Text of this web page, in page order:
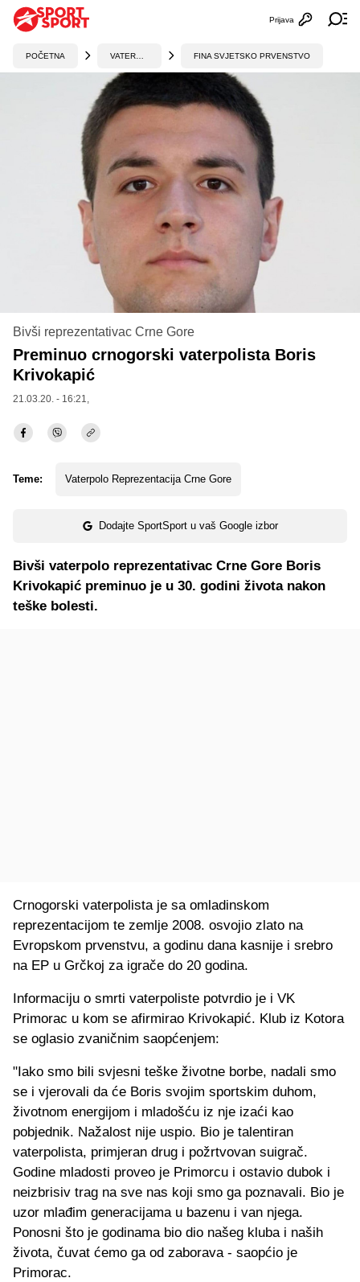
Otvori
Prijava
POČETNA FINA SVJETSKO PRVENSTVO
Bivši reprezentativac Crne Gore
Preminuo crnogorski vaterpolista Boris
Krivokapić
21.03.20. - 16:21,
Teme: Vaterpolo Reprezentacija Crne Gore
Dodajte SportSport u vaš Google izbor
Bivši vaterpolo reprezentativac Crne Gore Boris
Krivokapić preminuo je u 30. godini života nakon
teške bolesti.
Crnogorski vaterpolista je sa omladinskom
reprezentacijom te zemlje 2008. osvojio zlato na
Evropskom prvenstvu, a godinu dana kasnije i srebro
na EP u Grčkoj za igrače do 20 godina.
Informaciju o smrti vaterpoliste potvrdio je i VK
Primorac u kom se afirmirao Krivokapić. Klub iz Kotora
se oglasio zvaničnim saopćenjem:
"Iako smo bili svjesni teške životne borbe, nadali smo
se i vjerovali da će Boris svojim sportskim duhom,
životnom energijom i mladošću iz nje izaći kao
pobjednik. Nažalost nije uspio. Bio je talentiran
vaterpolista, primjeran drug i požrtvovan suigrač.
Godine mladosti proveo je Primorcu i ostavio dubok i
neizbrisiv trag na sve nas koji smo ga poznavali. Bio je
uzor mlađim generacijama u bazenu i van njega.
Ponosni što je godinama bio dio našeg kluba i naših
života, čuvat ćemo ga od zaborava - saopćio je
Primorac.